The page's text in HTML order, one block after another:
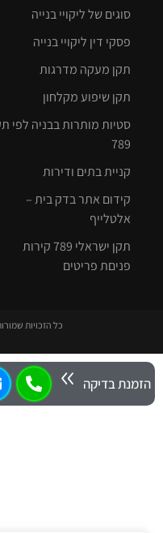
סוגים של ליקויי בנייה
פסקי דין ליקויי בנייה
תקן מעקה מדרגות
תקן שיפוע מקלחון
סטיות מותרות בבניה לפי תקן
789
קניית בתים ודירות
קידום אתר בדק בית –
אלטלייף
תקן ישראלי 789 קירות
פניםת פריטים
כל הזכויות שמורות ©
בדיקה